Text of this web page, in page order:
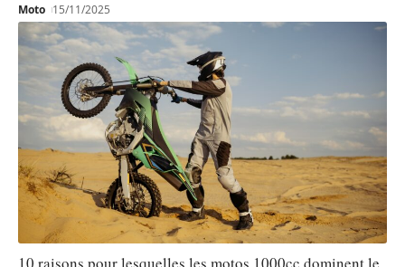
Moto 15/11/2025
10 raisons pour lesquelles les motos 1000cc dominent le